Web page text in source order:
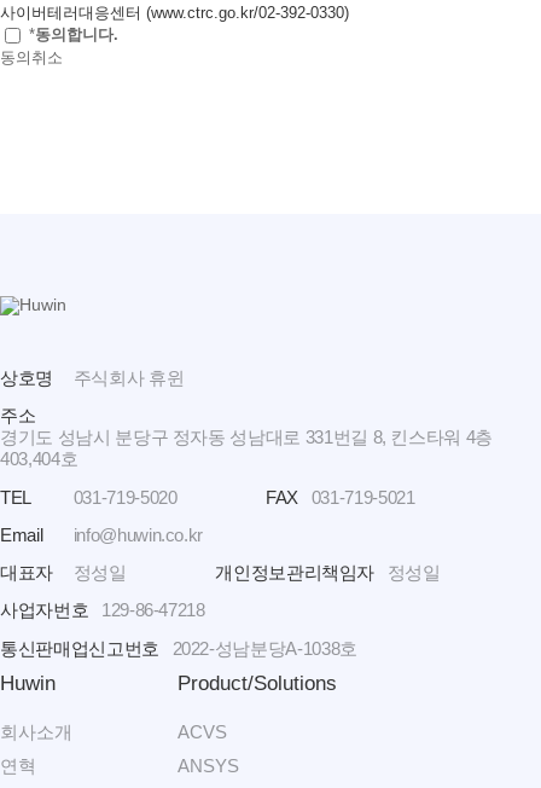
사이버테러대응센터 (www.ctrc.go.kr/02-392-0330)
*동의합니다.
동의 취소
상호명
주식회사 휴윈
주소
경기도 성남시 분당구 정자동 성남대로 331번길 8, 킨스타워 4층
403,404호
TEL
031-719-5020 FAX
031-719-5021
Email
info@huwin.co.kr
대표자
정성일 개인정보관리책임자
정성일
사업자번호
129-86-47218
통신판매업신고번호
2022-성남분당A-1038호
Huwin
회사소개
연혁
Product/Solutions
ACVS
ANSYS